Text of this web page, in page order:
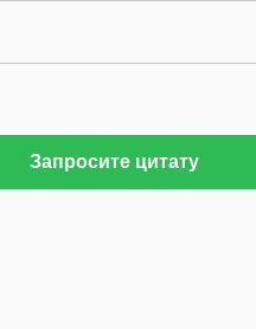
Запросите цитату